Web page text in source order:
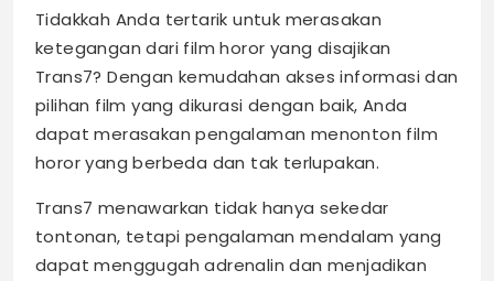
Tidakkah Anda tertarik untuk merasakan
ketegangan dari film horor yang disajikan
Trans7? Dengan kemudahan akses informasi dan
pilihan film yang dikurasi dengan baik, Anda
dapat merasakan pengalaman menonton film
horor yang berbeda dan tak terlupakan.
Trans7 menawarkan tidak hanya sekedar
tontonan, tetapi pengalaman mendalam yang
dapat menggugah adrenalin dan menjadikan